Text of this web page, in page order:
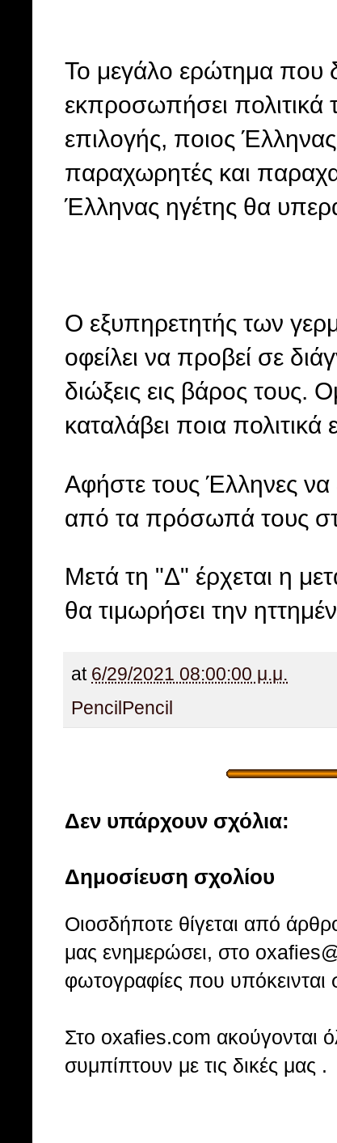
Το μεγάλο ερώτημα που
εκπροσωπήσει πολιτικά
επιλογής, ποιος
παραχωρητές και
Έλληνας ηγέτης θα
Ο εξυπηρετητής των
οφείλει να προβεί σε
διώξεις εις βάρος τους.
καταλάβει ποια πολιτικά
Αφήστε τους Έλληνες
από τα πρόσωπά τους
Μετά τη "Δ" έρχεται η
θα τιμωρήσει την
at 6/29/2021 08:00:00 μ.μ.
Pencil Pencil
Δεν υπάρχουν σχόλια:
Δημοσίευση σχολίου
Οιοσδήποτε θίγεται από
μας ενημερώσει, στο
φωτογραφίες που υπόκεινται
Στo oxafies.com ακούγονται
συμπίπτουν με τις δικές μας .